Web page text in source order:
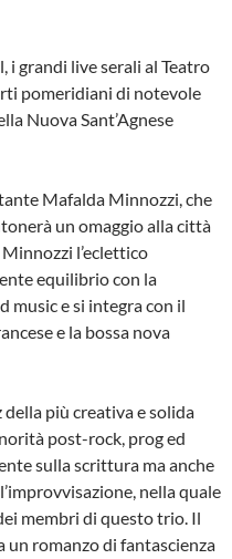
i grandi live serali al Teatro
pomeridiani di notevole
Nuova Sant’Agnese
Mafalda Minnozzi, che
un omaggio alla città
l’eclettico
equilibrio con la
music e si integra con il
e la bossa nova
della più creativa e solida
post-rock, prog ed
sulla scrittura ma anche
nella quale
membri di questo trio. Il
un romanzo di fantascienza